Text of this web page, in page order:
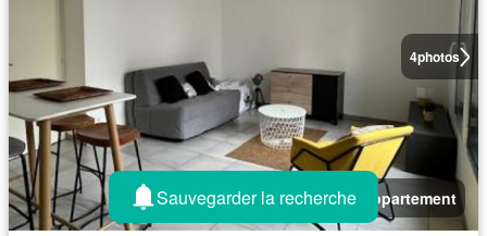
4photos
Appartement
Sauvegarder la recherche